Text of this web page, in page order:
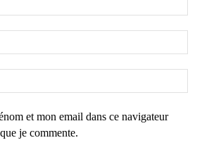
et mon email dans ce navigateur
je commente.